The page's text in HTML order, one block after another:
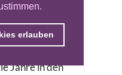
erlauben
hat. Vor
war sie als
und
Jahre in den